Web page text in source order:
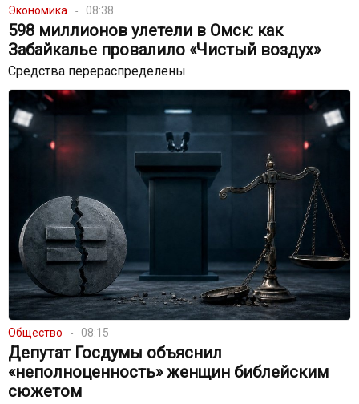
Экономика 08:38
598 миллионов улетели в Омск: как
Забайкалье провалило «Чистый воздух»
Средства перераспределены
Общество 08:15
Депутат Госдумы объяснил
«неполноценность» женщин библейским
сюжетом